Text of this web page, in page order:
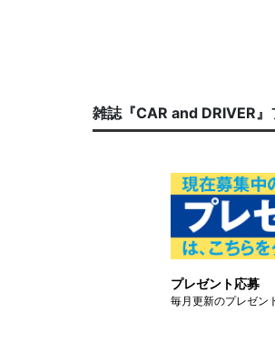
雑誌『CAR and DRIVER
プレゼント応募
毎月更新のプレゼン